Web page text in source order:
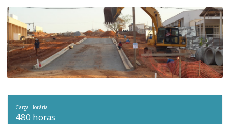
Carga Horária
480 horas